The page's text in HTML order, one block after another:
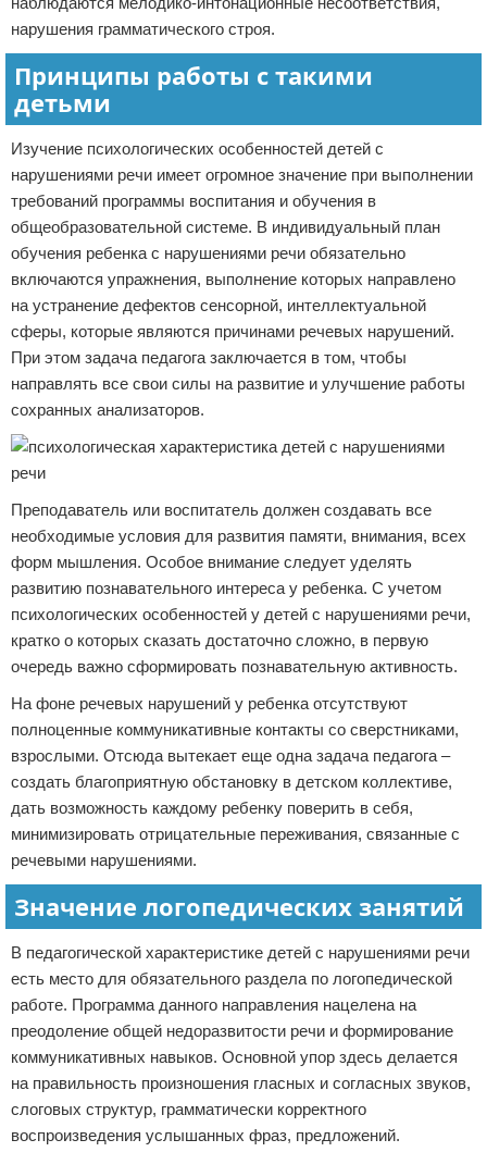
нарушения грамматического строя.
Принципы работы с такими
детьми
Изучение психологических особенностей детей с
нарушениями речи имеет огромное значение при выполнении
требований программы воспитания и обучения в
общеобразовательной системе. В индивидуальный план
обучения ребенка с нарушениями речи обязательно
включаются упражнения, выполнение которых направлено
на устранение дефектов сенсорной, интеллектуальной
сферы, которые являются причинами речевых нарушений.
При этом задача педагога заключается в том, чтобы
направлять все свои силы на развитие и улучшение работы
сохранных анализаторов.
Преподаватель или воспитатель должен создавать все
необходимые условия для развития памяти, внимания, всех
форм мышления. Особое внимание следует уделять
развитию познавательного интереса у ребенка. С учетом
психологических особенностей у детей с нарушениями речи,
кратко о которых сказать достаточно сложно, в первую
очередь важно сформировать познавательную активность.
На фоне речевых нарушений у ребенка отсутствуют
полноценные коммуникативные контакты со сверстниками,
взрослыми. Отсюда вытекает еще одна задача педагога –
создать благоприятную обстановку в детском коллективе,
дать возможность каждому ребенку поверить в себя,
минимизировать отрицательные переживания, связанные с
речевыми нарушениями.
Значение логопедических занятий
В педагогической характеристике детей с нарушениями речи
есть место для обязательного раздела по логопедической
работе. Программа данного направления нацелена на
преодоление общей недоразвитости речи и формирование
коммуникативных навыков. Основной упор здесь делается
на правильность произношения гласных и согласных звуков,
слоговых структур, грамматически корректного
воспроизведения услышанных фраз, предложений.